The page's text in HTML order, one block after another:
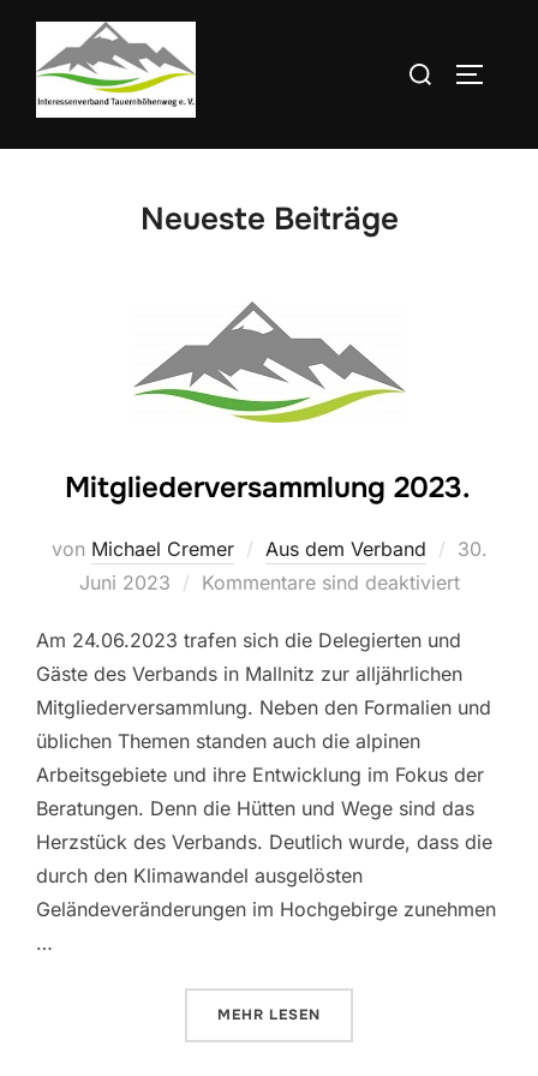
Zum
springen
Suchen
Neueste Beiträge
Mitgliederversammlung 2023.
von Michael Cremer Aus dem Verband
am
30.
Juni 2023
Kommentare sind deaktiviert
Am 24.06.2023 trafen sich die Delegierten und
Gäste des Verbands in Mallnitz zur alljährlichen
Mitgliederversammlung. Neben den Formalien und
üblichen Themen standen auch die alpinen
Arbeitsgebiete und ihre Entwicklung im Fokus der
Beratungen. Denn die Hütten und Wege sind das
Herzstück des Verbands. Deutlich wurde, dass die
durch den Klimawandel ausgelösten
Geländeveränderungen im Hochgebirge zunehmen
…
MEHR ÜBER
LESEN